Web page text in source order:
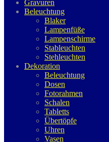
Gravuren
Beleuchtung
Blaker
Lampenfüße
Lampenschirme
Stableuchten
Stehleuchten
Dekoration
Beleuchtung
Dosen
Fotorahmen
Schalen
Tabletts
Übertöpfe
Uhren
Vasen